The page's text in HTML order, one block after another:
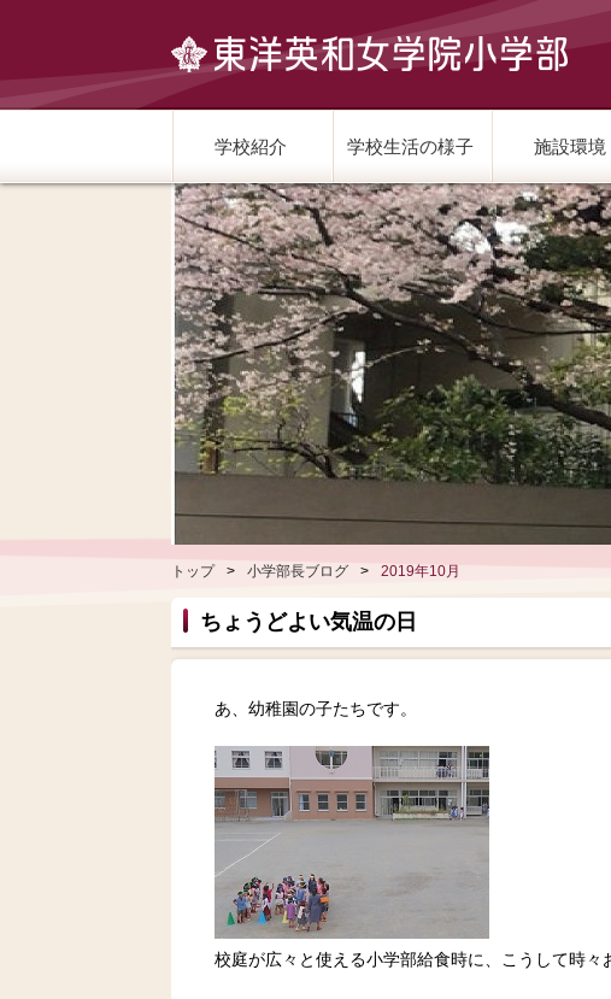
学校紹介 学校生活の様子 施設環境
トップ > 小学部長ブログ > 2019年10月
ちょうどよい気温の日
あ、幼稚園の子たちです。
校庭が広々と使える小学部給食時に、こうして時々